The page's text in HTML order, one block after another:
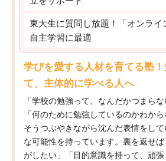
東大生に質問し放題！「オンライ
自主学習に最適
学びを愛する人材を育てる塾
て、主体的に学べる人へ
「学校の勉強って、なんだかつまらな
「何のために勉強しているのかわから
そうつぶやきながら沈んだ表情をし
な可能性を持っています。裏を返せ
がしたい」「目的意識を持って、頑